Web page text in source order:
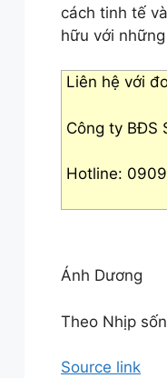
cách tinh tế
hữu với
Liên hệ với
Công ty BĐS
Hotline:
Ánh Dương
Theo Nhịp
Source link